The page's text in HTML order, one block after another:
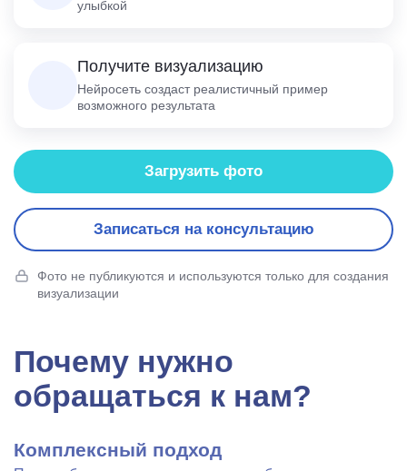
улыбкой
Получите визуализацию
Нейросеть создаст реалистичный пример
возможного результата
Загрузить фото
Записаться на консультацию
Фото не публикуются и используются только для создания
визуализации
Почему нужно
обращаться к нам?
Комплексный подход